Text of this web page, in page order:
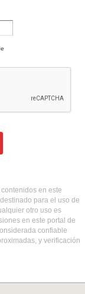
en este
para el uso de
otro uso es
en este portal de
confiable
y verificación